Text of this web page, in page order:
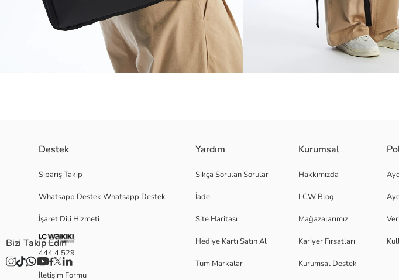
Laptop bölmeli erkek sırt çantası, modern yaşamın ihtiyaçlarına cevap veren şık ve kullanışlı bir çözüm
geniş bir depolama alanı sunar.
Ana Kumaş:
Astar:
Kaplama:
Menşei:
Destek
Sipariş Takip
Whatsapp Destek Whatsapp Destek
İşaret Dili Hizmeti
444 4 529
İletişim Formu
Yardım
Sıkça Sorulan Sorular
İade
Site Haritası
Hediye Kartı Satın Al
Tüm Markalar
Kurumsal
Hakkımızda
LCW Blog
Mağazalarımız
Kariyer Fırsatları
Kurumsal Destek
Bizi Takip Edin